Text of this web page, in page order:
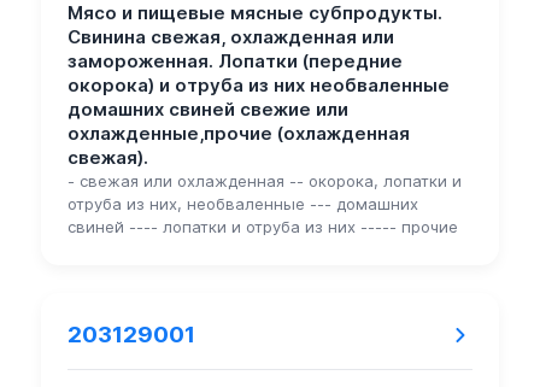
Мясо и пищевые мясные субпродукты.
Свинина свежая, охлажденная или
замороженная. Лопатки (передние
окорока) и отруба из них необваленные
домашних свиней свежие или
охлажденные,прочие (охлажденная
свежая).
- свежая или охлажденная -- окорока, лопатки и
отруба из них, необваленные --- домашних
свиней ---- лопатки и отруба из них ----- прочие
203129001